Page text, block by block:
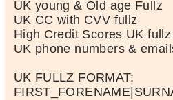
UK young & Old age Fullz
UK CC with CVV fullz
High Credit Scores UK
UK phone numbers &
UK FULLZ FORMAT: